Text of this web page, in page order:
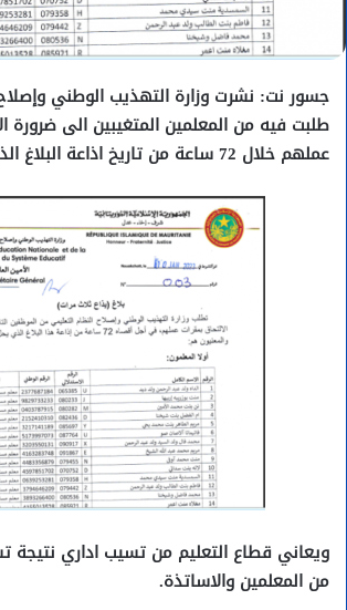
جسور نت: نشرت وزارة التهذيب الوطني وإصلاح
طلبت فيه من المعلمين المتغيبين الى ضرورة
عملهم خلال 72 ساعة من تاريخ اذاعة البلاغ الذي يحل محل انذار.
ويعاني قطاع التعليم من تسيب اداري نتيجة
من المعلمين والاساتذة.